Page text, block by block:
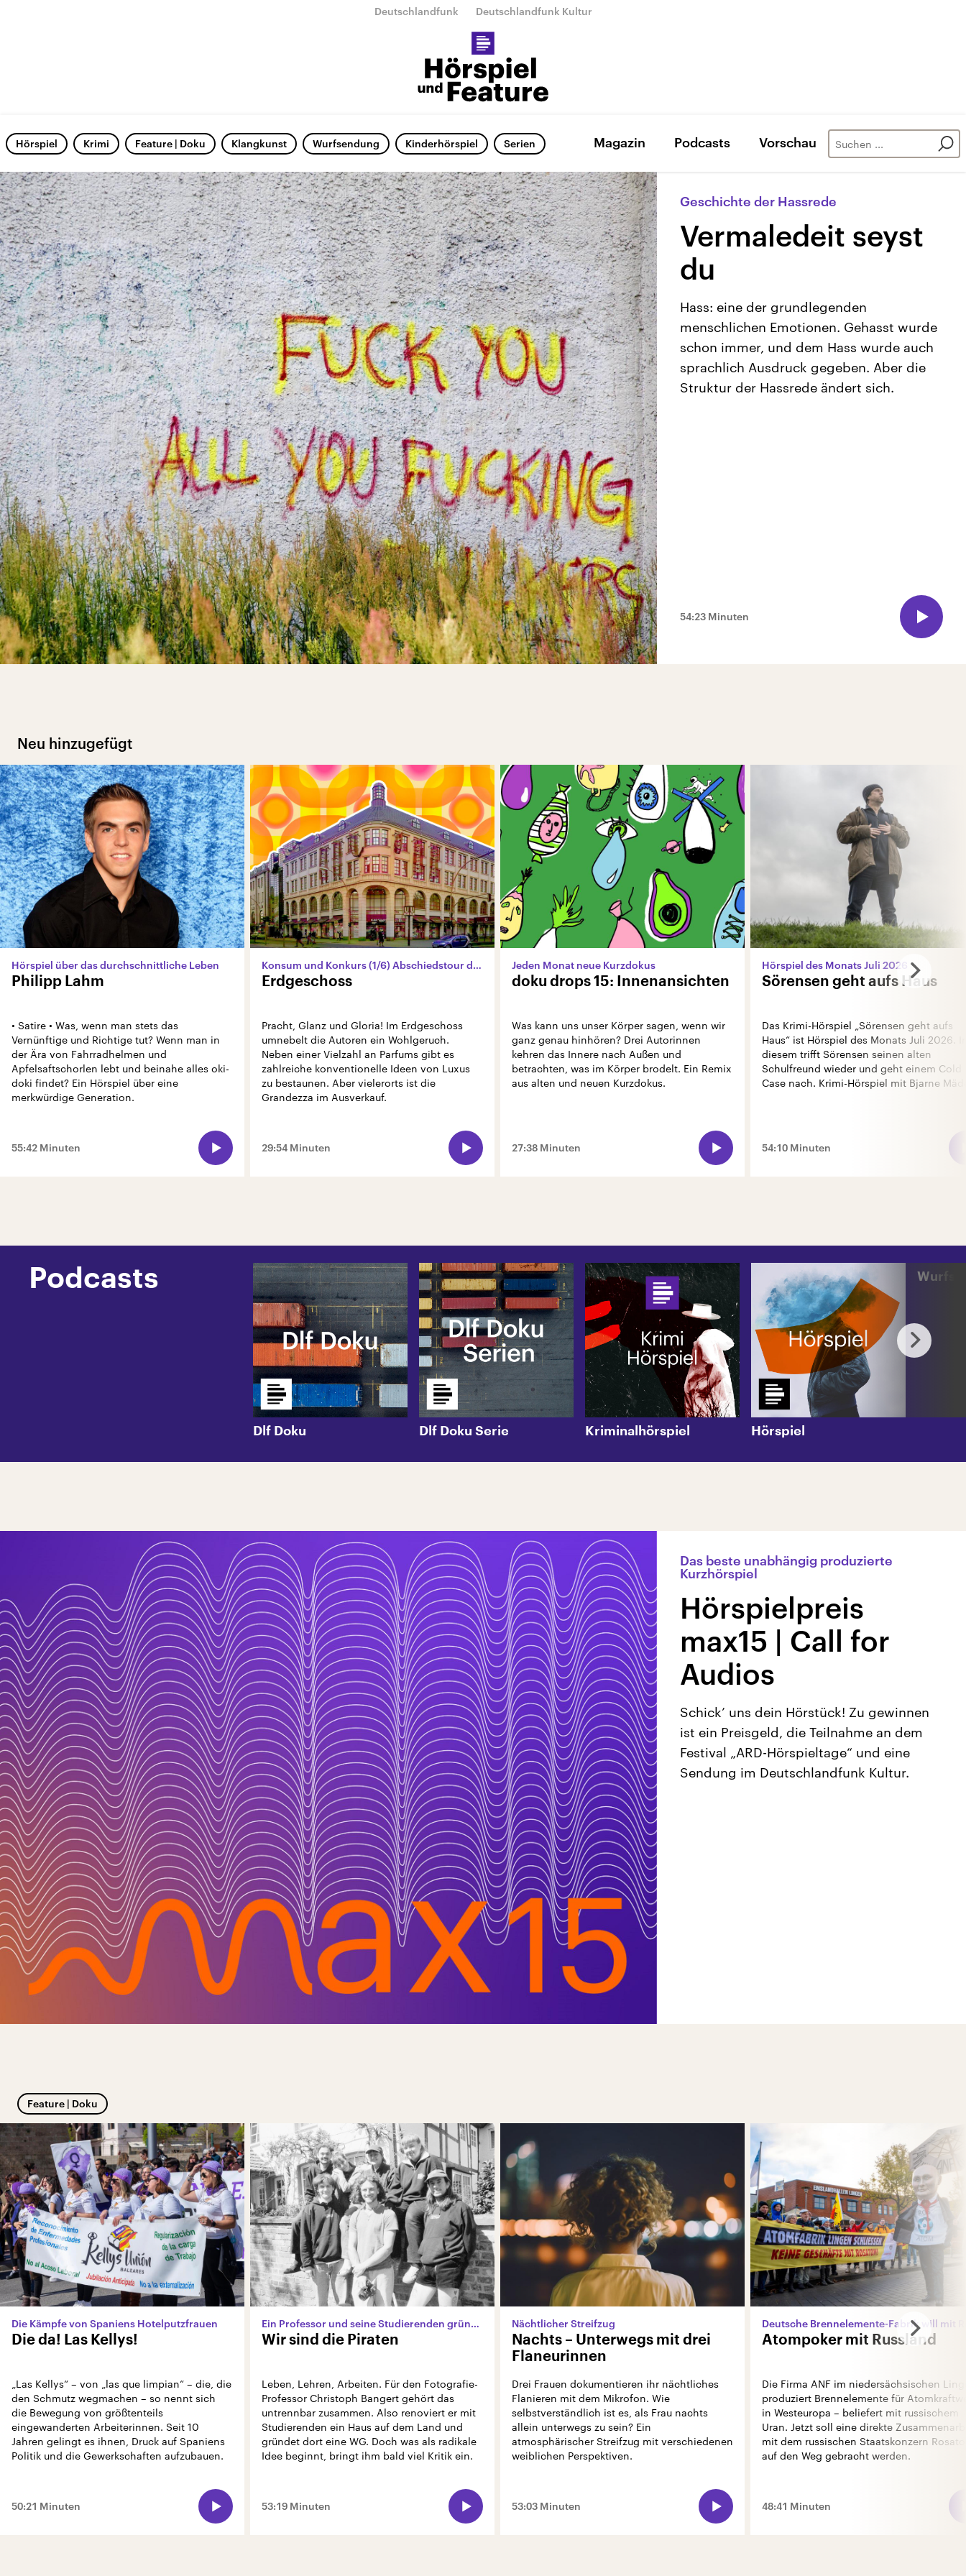
Deutschlandfunk Deutschlandfunk Kultur
Hörspiel Krimi Feature | Doku Klangkunst Wurfsendung Kinderhörspiel Serien Magazin Podcasts Vorschau
Geschichte der Hassrede
Vermaledeit seyst
du
Hass: eine der grundlegenden
menschlichen Emotionen. Gehasst wurde
schon immer, und dem Hass wurde auch
sprachlich Ausdruck gegeben. Aber die
Struktur der Hassrede ändert sich.
54:23 Minuten
Neu hinzugefügt
Hörspiel über das durchschnittliche Leben
Philipp Lahm
• Satire • Was, wenn man stets das
Vernünftige und Richtige tut? Wenn man in
der Ära von Fahrradhelmen und
Apfelsaftschorlen lebt und beinahe alles oki-
doki findet? Ein Hörspiel über eine
merkwürdige Generation.
55:42 Minuten
Konsum und Konkurs (1/6) Abschiedstour durchs Warenhaus
Erdgeschoss
Pracht, Glanz und Gloria! Im Erdgeschoss
umnebelt die Autoren ein Wohlgeruch.
Neben einer Vielzahl an Parfums gibt es
zahlreiche konventionelle Ideen von Luxus
zu bestaunen. Aber vielerorts ist die
Grandezza im Ausverkauf.
29:54 Minuten
Jeden Monat neue Kurzdokus
doku drops 15: Innenansichten
Was kann uns unser Körper sagen, wenn wir
ganz genau hinhören? Drei Autorinnen
kehren das Innere nach Außen und
betrachten, was im Körper brodelt. Ein Remix
aus alten und neuen Kurzdokus.
27:38 Minuten
Hörspiel des Monats Juli 2026
Sörensen geht aufs Haus
Das Krimi-Hörspiel „Sörensen geht aufs
Haus“ ist Hörspiel des Monats Juli 2026.
diesem trifft Sörensen seinen alten
Schulfreund wieder und geht einem Cold
Case nach. Krimi-Hörspiel mit Bjarne
54:10 Minuten
Podcasts
Dlf Doku Dlf Doku Serie Kriminalhörspiel Hörspiel
Das beste unabhängig produzierte
Kurzhörspiel
Hörspielpreis
max15 | Call for
Audios
Schick’ uns dein Hörstück! Zu gewinnen
ist ein Preisgeld, die Teilnahme an dem
Festival „ARD-Hörspieltage“ und eine
Sendung im Deutschlandfunk Kultur.
Feature | Doku
Die Kämpfe von Spaniens Hotelputzfrauen
Die da! Las Kellys!
„Las Kellys“ – von „las que limpian“ – die, die
den Schmutz wegmachen – so nennt sich
die Bewegung von größtenteils
eingewanderten Arbeiterinnen. Seit 10
Jahren gelingt es ihnen, Druck auf Spaniens
Politik und die Gewerkschaften aufzubauen.
50:21 Minuten
Ein Professor und seine Studierenden gründen ein Hausprojekt
Wir sind die Piraten
Leben, Lehren, Arbeiten. Für den Fotografie-
Professor Christoph Bangert gehört das
untrennbar zusammen. Also renoviert er mit
Studierenden ein Haus auf dem Land und
gründet dort eine WG. Doch was als radikale
Idee beginnt, bringt ihm bald viel Kritik ein.
53:19 Minuten
Nächtlicher Streifzug
Nachts – Unterwegs mit drei
Flaneurinnen
Drei Frauen dokumentieren ihr nächtliches
Flanieren mit dem Mikrofon. Wie
selbstverständlich ist es, als Frau nachts
allein unterwegs zu sein? Ein
atmosphärischer Streifzug mit verschiedenen
weiblichen Perspektiven.
53:03 Minuten
Atompoker mit Russland
Die Firma ANF im niedersächsischen
produziert Brennelemente für
in Westeuropa – beliefert mit russischem
Uran. Jetzt soll eine direkte
mit dem russischen Staatskonzern
auf den Weg gebracht werden.
48:41 Minuten